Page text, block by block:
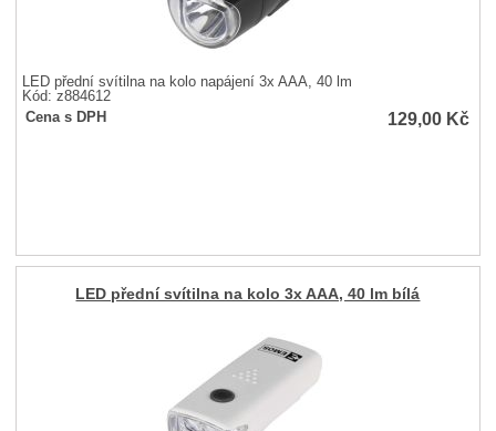
LED přední svítilna na kolo napájení 3x AAA, 40 lm
Kód: z884612
Cena s DPH
129,00 Kč
LED přední svítilna na kolo 3x AAA, 40 lm bílá